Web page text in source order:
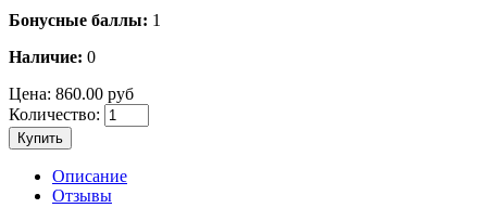
Бонусные баллы: 1
Наличие: 0
Цена: 860.00 руб
Количество:
Купить
Описание
Отзывы